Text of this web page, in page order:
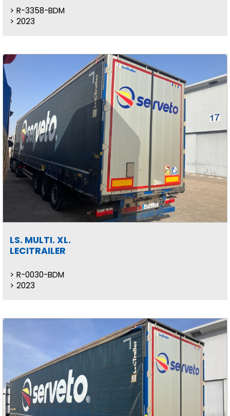
R-3358-BDM
2023
LS. MULTI. XL.
LECITRAILER
R-0030-BDM
2023